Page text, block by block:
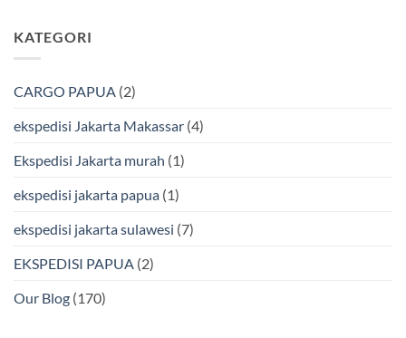
Bmp
Cargo
Laut
Bersama
&
pada
Ekspedisi
Laut
BMP
KATEGORI
CARGO PAPUA (2)
ekspedisi Jakarta Makassar (4)
Ekspedisi Jakarta murah (1)
ekspedisi jakarta papua (1)
ekspedisi jakarta sulawesi (7)
EKSPEDISI PAPUA (2)
Our Blog (170)